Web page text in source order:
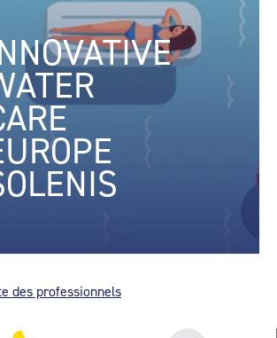
des professionnels